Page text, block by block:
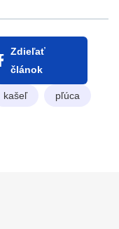
Zdieľať
článok
kašeľ pľúca